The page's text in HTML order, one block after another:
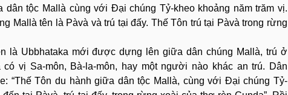
dân tộc Mallà cùng với Ðại chúng Tỷ-kheo khoảng năm trăm vị.
Mallà tên là Pàvà và trú tại đấy. Thế Tôn trú tại Pàvà trong rừng
là Ubbhataka mới được dựng lên giữa dân chúng Mallà, trú ở
vị Sa-môn, Bà-la-môn, hay một người nào khác an trú. Dân
“Thế Tôn du hành giữa dân tộc Mallà, cùng với Ðại chúng Tỷ-